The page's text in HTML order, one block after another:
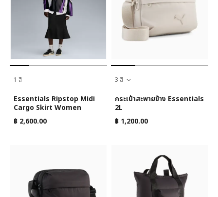
1 สี
Essentials Ripstop Midi
Cargo Skirt Women
฿ 2,600.00
3 สี
กระเป๋าสะพายข้าง Essentials
2L
฿ 1,200.00